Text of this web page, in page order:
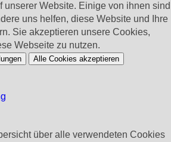
unserer Website. Einige von ihnen sind
uns helfen, diese Website und Ihre
Sie akzeptieren unsere Cookies,
Webseite zu nutzen.
Alle Cookies akzeptieren
über alle verwendeten Cookies